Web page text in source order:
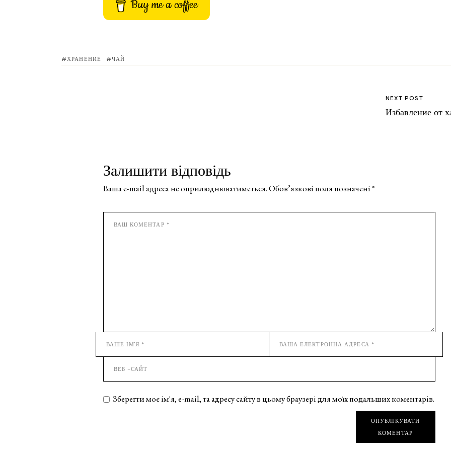
Buy me a coffee
ХРАНЕНИЕ ЧАЙ
NEXT POST
Избавление от
Залишити відповідь
Ваша e-mail адреса не оприлюднюватиметься.Обов’язкові поля позначені*
Зберегти моє ім'я, e-mail, та адресу сайту в цьому браузері для моїх подальших коментарів.
ОПУБЛІКУВАТИ
КОМЕНТАР